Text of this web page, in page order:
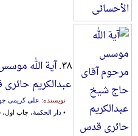
۳۸. آیة الله
عبدالکریم‌
نویسنده: علی کریمی
• دار الحکمة، چاپ اول، قم،